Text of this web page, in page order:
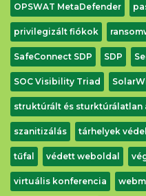
OPSWAT MetaDefender
privilegizált fiókok
SafeConnect SDP SDP
SOC Visibility Triad
struktúrált és sturktúrálatlan
szanitizálás tárhelyek
tűfal védett weboldal
virtuális konferencia